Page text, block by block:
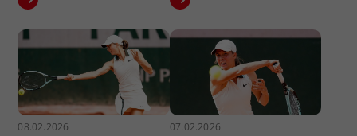
08.02.2026 07.02.2026